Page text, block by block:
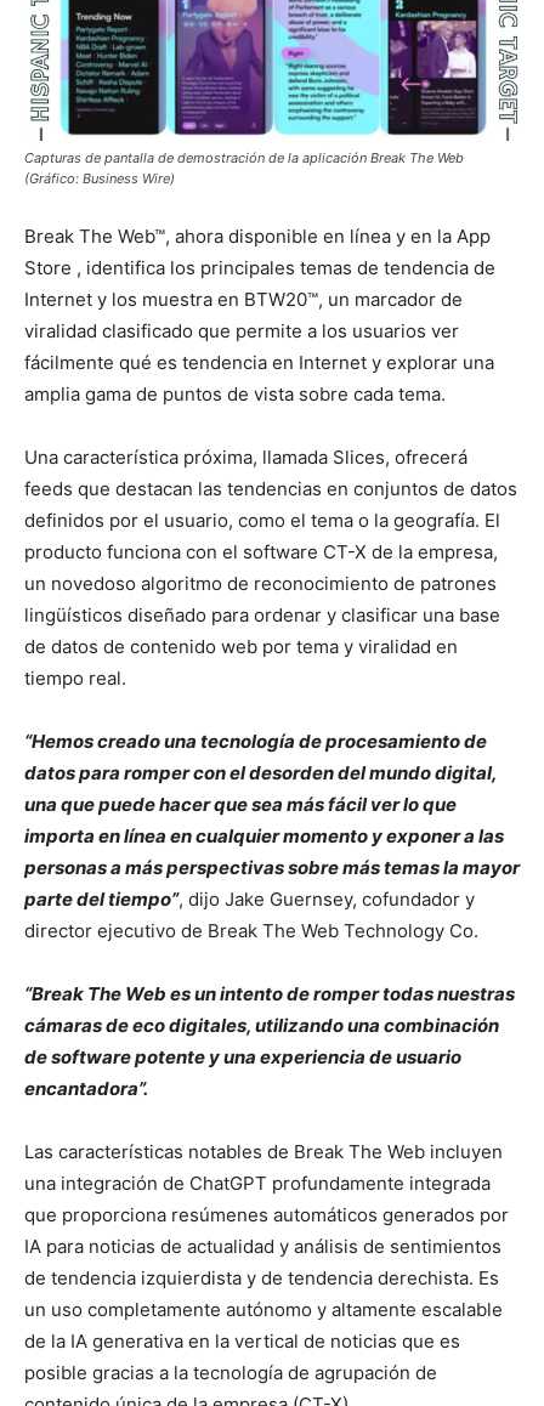
Capturas de pantalla de demostración de la aplicación Break The Web
(Gráfico: Business Wire)
Break The Web™, ahora disponible en línea y en la App
Store , identifica los principales temas de tendencia de
Internet y los muestra en BTW20™, un marcador de
viralidad clasificado que permite a los usuarios ver
fácilmente qué es tendencia en Internet y explorar una
amplia gama de puntos de vista sobre cada tema.
Una característica próxima, llamada Slices, ofrecerá
feeds que destacan las tendencias en conjuntos de datos
definidos por el usuario, como el tema o la geografía. El
producto funciona con el software CT-X de la empresa,
un novedoso algoritmo de reconocimiento de patrones
lingüísticos diseñado para ordenar y clasificar una base
de datos de contenido web por tema y viralidad en
tiempo real.
“Hemos creado una tecnología de procesamiento de
datos para romper con el desorden del mundo digital,
una que puede hacer que sea más fácil ver lo que
importa en línea en cualquier momento y exponer a las
personas a más perspectivas sobre más temas la mayor
parte del tiempo”, dijo Jake Guernsey, cofundador y
director ejecutivo de Break The Web Technology Co.
“Break The Web es un intento de romper todas nuestras
cámaras de eco digitales, utilizando una combinación
de software potente y una experiencia de usuario
encantadora”.
Las características notables de Break The Web incluyen
una integración de ChatGPT profundamente integrada
que proporciona resúmenes automáticos generados por
IA para noticias de actualidad y análisis de sentimientos
de tendencia izquierdista y de tendencia derechista. Es
un uso completamente autónomo y altamente escalable
de la IA generativa en la vertical de noticias que es
posible gracias a la tecnología de agrupación de